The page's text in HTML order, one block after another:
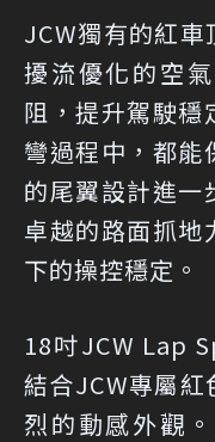
JCW獨有的紅
擾流優化的空
阻，提升駕駛穩
彎過程中，都能
的尾翼設計進一
卓越的路面抓地
下的操控穩定。
18吋JCW Lap
結合JCW專屬
烈的動感外觀